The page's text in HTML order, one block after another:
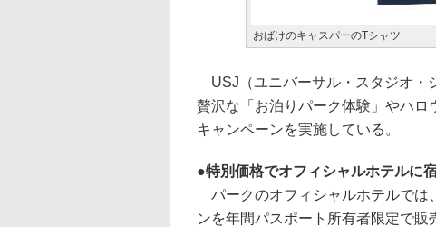
おばけのキャスパーのTシャツ
USJ（ユニバーサル・スタジオ・
贅沢な「お泊りパーク体験」やハ
キャンペーンを実施している。
特別価格でオフィシャルホテルに
パークのオフィシャルホテルでは
ンを年間パスポート所有者限定で販